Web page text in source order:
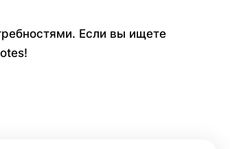
Если вы ищете